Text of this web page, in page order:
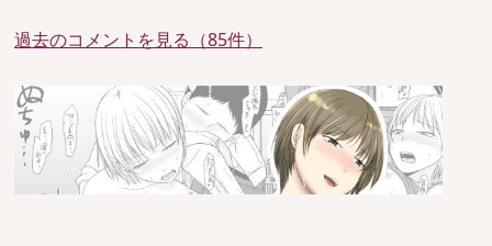
過去のコメントを見る（85件）